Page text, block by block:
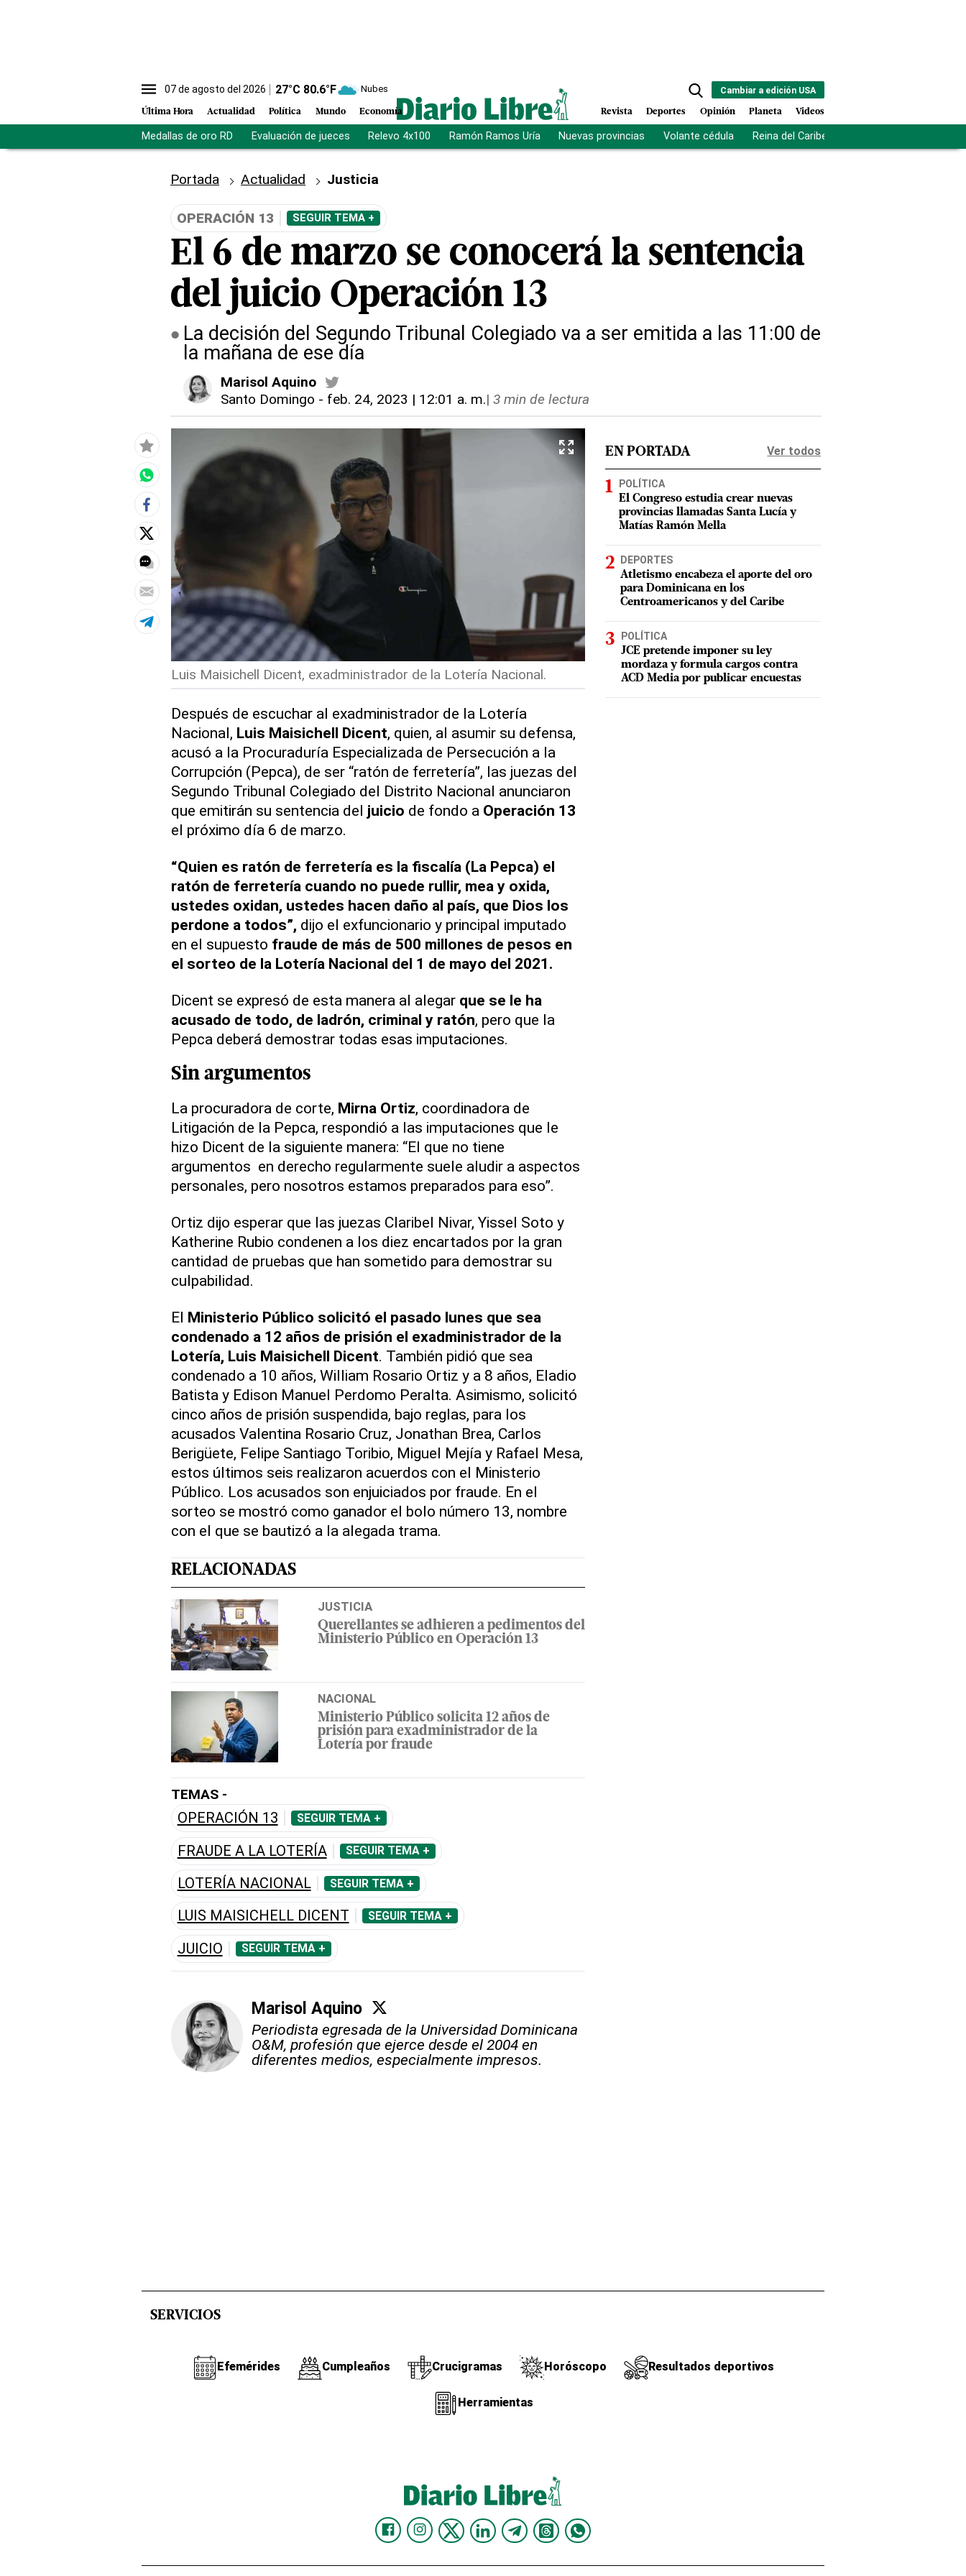
07 de agosto del 2026 27°C 80.6°F Nubes
Última Hora Actualidad Política Mundo Economía
Cambiar a edición USA
Revista Deportes Opinión Planeta Videos
Medallas de oro RD Evaluación de jueces Relevo 4x100 Ramón Ramos Uría Nuevas provincias Volante cédula Reina del Caribe
Portada Actualidad Justicia
OPERACIÓN 13 SEGUIR TEMA +
El 6 de marzo se conocerá la sentencia
del juicio Operación 13
La decisión del Segundo Tribunal Colegiado va a ser emitida a las 11:00 de
la mañana de ese día
Marisol Aquino
Santo Domingo - feb. 24, 2023 | 12:01 a. m.| 3 min de lectura
Luis Maisichell Dicent, exadministrador de la Lotería Nacional.
Después de escuchar al exadministrador de la Lotería
Nacional, Luis Maisichell Dicent, quien, al asumir su defensa,
acusó a la Procuraduría Especializada de Persecución a la
Corrupción (Pepca), de ser “ratón de ferretería”, las juezas del
Segundo Tribunal Colegiado del Distrito Nacional anunciaron
que emitirán su sentencia del juicio de fondo a Operación 13
el próximo día 6 de marzo.
“Quien es ratón de ferretería es la fiscalía (La Pepca) el
ratón de ferretería cuando no puede rullir, mea y oxida,
ustedes oxidan, ustedes hacen daño al país, que Dios los
perdone a todos”, dijo el exfuncionario y principal imputado
en el supuesto fraude de más de 500 millones de pesos en
el sorteo de la Lotería Nacional del 1 de mayo del 2021.
Dicent se expresó de esta manera al alegar que se le ha
acusado de todo, de ladrón, criminal y ratón, pero que la
Pepca deberá demostrar todas esas imputaciones.
Sin argumentos
La procuradora de corte, Mirna Ortiz, coordinadora de
Litigación de la Pepca, respondió a las imputaciones que le
hizo Dicent de la siguiente manera: “El que no tiene
argumentos en derecho regularmente suele aludir a aspectos
personales, pero nosotros estamos preparados para eso”.
Ortiz dijo esperar que las juezas Claribel Nivar, Yissel Soto y
Katherine Rubio condenen a los diez encartados por la gran
cantidad de pruebas que han sometido para demostrar su
culpabilidad.
El Ministerio Público solicitó el pasado lunes que sea
condenado a 12 años de prisión el exadministrador de la
Lotería, Luis Maisichell Dicent. También pidió que sea
condenado a 10 años, William Rosario Ortiz y a 8 años, Eladio
Batista y Edison Manuel Perdomo Peralta. Asimismo, solicitó
cinco años de prisión suspendida, bajo reglas, para los
acusados Valentina Rosario Cruz, Jonathan Brea, Carlos
Berigüete, Felipe Santiago Toribio, Miguel Mejía y Rafael Mesa,
estos últimos seis realizaron acuerdos con el Ministerio
Público. Los acusados son enjuiciados por fraude. En el
sorteo se mostró como ganador el bolo número 13, nombre
con el que se bautizó a la alegada trama.
RELACIONADAS
JUSTICIA
Querellantes se adhieren a pedimentos del
Ministerio Público en Operación 13
NACIONAL
Ministerio Público solicita 12 años de
prisión para exadministrador de la
Lotería por fraude
TEMAS -
OPERACIÓN 13 SEGUIR TEMA +
FRAUDE A LA LOTERÍA SEGUIR TEMA +
LOTERÍA NACIONAL SEGUIR TEMA +
LUIS MAISICHELL DICENT SEGUIR TEMA +
JUICIO SEGUIR TEMA +
Marisol Aquino
Periodista egresada de la Universidad Dominicana
O&M, profesión que ejerce desde el 2004 en
diferentes medios, especialmente impresos.
EN PORTADA Ver todos
POLÍTICA
El Congreso estudia crear nuevas
provincias llamadas Santa Lucía y
Matías Ramón Mella
DEPORTES
Atletismo encabeza el aporte del oro
para Dominicana en los
Centroamericanos y del Caribe
POLÍTICA
JCE pretende imponer su ley
mordaza y formula cargos contra
ACD Media por publicar encuestas
SERVICIOS
Efemérides Cumpleaños Crucigramas Horóscopo Resultados deportivos
Herramientas